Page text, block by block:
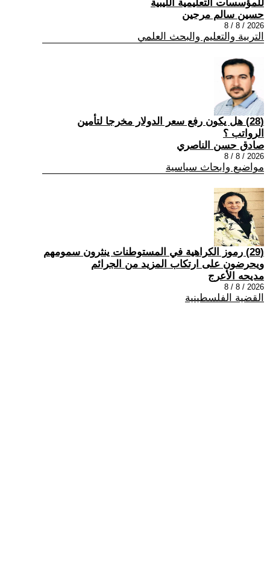
للمؤسسات التعليمية الليبية
حسين سالم مرجين
2026 / 8 / 8
التربية والتعليم والبحث العلمي
(28) هل يكون رفع سعر الدولار مخرجا لتأمين
الرواتب ؟
صادق حسن الناصري
2026 / 8 / 8
مواضيع وابحاث سياسية
(29) رموز الكراهية في المستوطنات ينثرون سمومهم
ويحرضون على ارتكاب المزيد من الجرائم
مديحه الأعرج
2026 / 8 / 8
القضية الفلسطينية